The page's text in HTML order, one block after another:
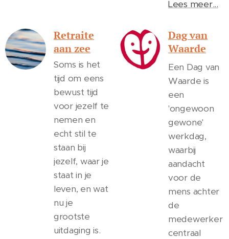
Lees meer...
Retraite
aan zee
Soms is het
tijd om eens
bewust tijd
voor jezelf te
nemen en
echt stil te
staan bij
jezelf, waar je
staat in je
leven, en wat
nu je
grootste
uitdaging is.
Dag van
Waarde
Een Dag van
Waarde is
een
'ongewoon
gewone'
werkdag,
waarbij
aandacht
voor de
mens achter
de
medewerker
centraal